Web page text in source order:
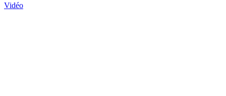
Vidéo